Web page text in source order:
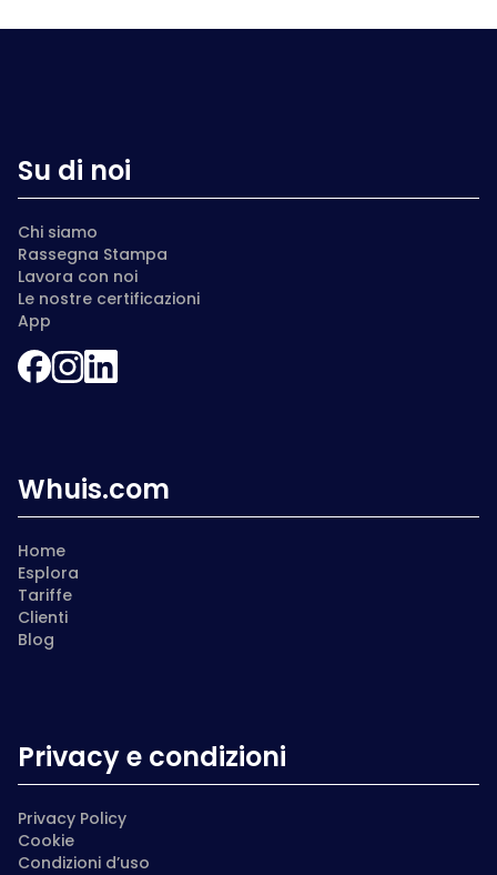
Su di noi
Chi siamo
Rassegna Stampa
Lavora con noi
Le nostre certificazioni
App
Whuis.com
Home
Esplora
Tariffe
Clienti
Blog
Privacy e condizioni
Privacy Policy
Cookie
Condizioni d’uso